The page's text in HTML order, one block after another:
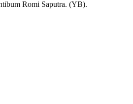
Romi Saputra. (YB).